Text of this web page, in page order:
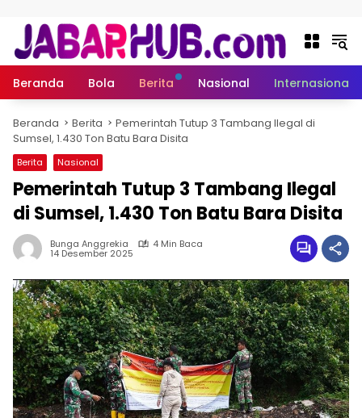
Beranda Bola Berita Nasional Internasional
Beranda Berita
Pemerintah Tutup 3 Tambang Ilegal di
Sumsel, 1.430 Ton Batu Bara Disita
Berita Nasional
Pemerintah Tutup 3 Tambang Ilegal
di Sumsel, 1.430 Ton Batu Bara Disita
Bunga Anggrekia 4 Min Baca
14 Desember 2025